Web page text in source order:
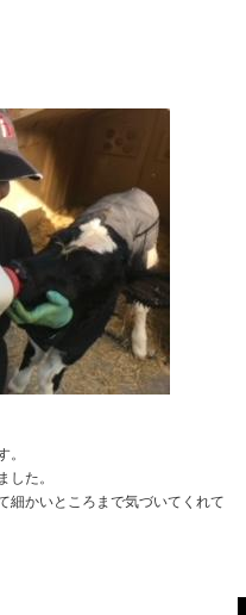
。
した。
細かいところまで気づいてくれて